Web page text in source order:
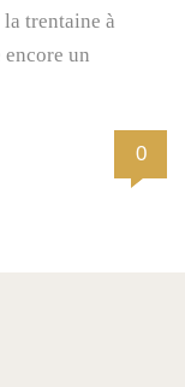
trentaine à
un
0